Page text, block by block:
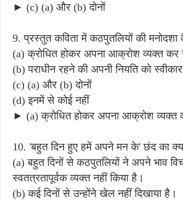
► (c) (a) और (b) दोनों
9. प्रस्तुत कविता में कठपुतलियों की मनोदशा
(a) क्रोधित होकर अपना आक्रोश व्यक्त कर
(b) पराधीन रहने की अपनी नियति को
(c) (a) और (b) दोनों
(d) इनमें से कोई नहीं
► (a) क्रोधित होकर अपना आक्रोश व्यक्त
10. 'बहुत दिन हुए हमें अपने मन के' छंद का
(a) बहुत दिनों से कठपुतलियों ने अपने भाव
स्वतत्रतापूर्वक व्यक्त नहीं किया है।
(b) कई दिनों से उन्होंने खेल नहीं दिखाया है।